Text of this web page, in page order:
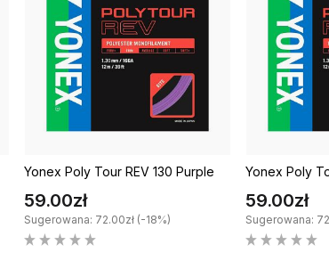
Yonex Poly Tour REV 130 Purple
59.00zł
Sugerowana: 72.00zł (-18%)
Yonex Poly
59.00zł
Sugerowana: